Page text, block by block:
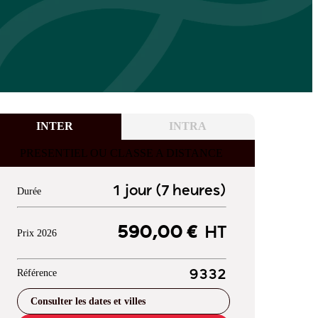
INTER INTRA
PRESENTIEL OU CLASSE A DISTANCE
Durée 1 jour (7 heures)
Prix 2026 590,00 €HT
Référence 9332
Consulter les dates et villes